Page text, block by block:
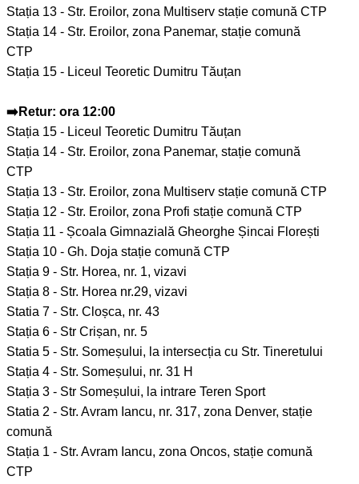
Stația 13 - Str. Eroilor, zona Multiserv stație comună CTP
Stația 14 - Str. Eroilor, zona Panemar, stație comună
CTP
Stația 15 - Liceul Teoretic Dumitru Tăuțan
➡️Retur: ora 12:00
Stația 15 - Liceul Teoretic Dumitru Tăuțan
Stația 14 - Str. Eroilor, zona Panemar, stație comună
CTP
Stația 13 - Str. Eroilor, zona Multiserv stație comună CTP
Stația 12 - Str. Eroilor, zona Profi stație comună CTP
Stația 11 - Școala Gimnazială Gheorghe Șincai Florești
Stația 10 - Gh. Doja stație comună CTP
Stația 9 - Str. Horea, nr. 1, vizavi
Stația 8 - Str. Horea nr.29, vizavi
Statia 7 - Str. Cloșca, nr. 43
Stația 6 - Str Crișan, nr. 5
Statia 5 - Str. Someșului, la intersecția cu Str. Tineretului
Stația 4 - Str. Someșului, nr. 31 H
Stația 3 - Str Someșului, la intrare Teren Sport
Statia 2 - Str. Avram Iancu, nr. 317, zona Denver, stație
comună
Stația 1 - Str. Avram Iancu, zona Oncos, stație comună
CTP